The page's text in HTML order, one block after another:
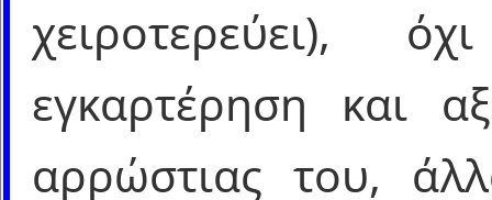
χειροτερεύει),
εγκαρτέρηση και
αρρώστιας του,